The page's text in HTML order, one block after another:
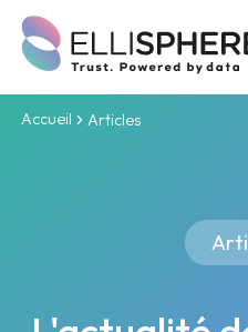
Accueil Articles